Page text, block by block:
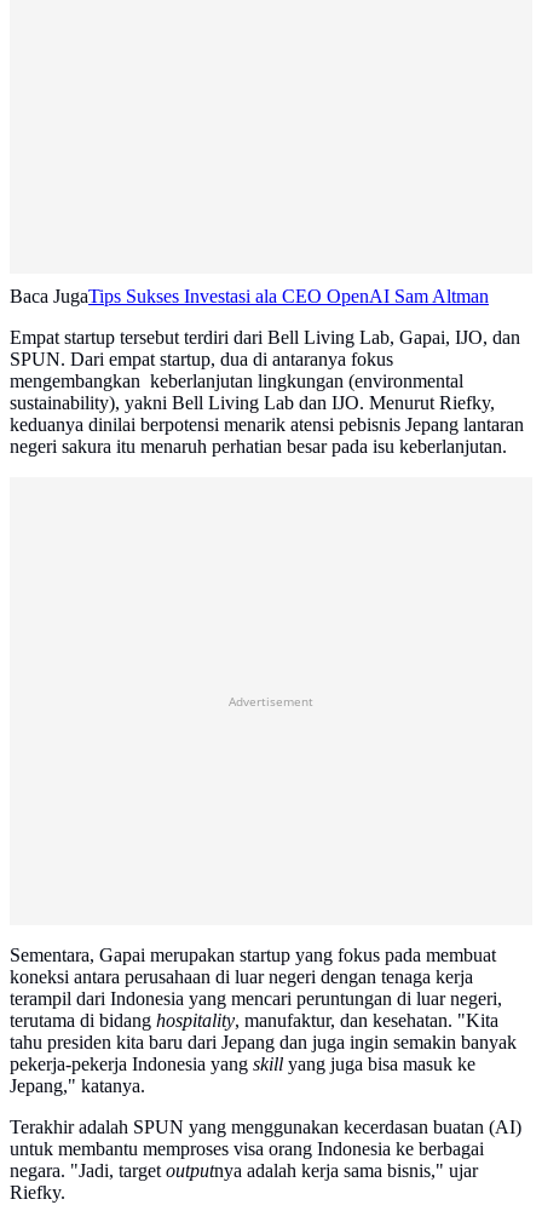
Baca JugaTips Sukses Investasi ala CEO OpenAI Sam Altman
Empat startup tersebut terdiri dari Bell Living Lab, Gapai, IJO, dan
SPUN. Dari empat startup, dua di antaranya fokus
mengembangkan keberlanjutan lingkungan (environmental
sustainability), yakni Bell Living Lab dan IJO. Menurut Riefky,
keduanya dinilai berpotensi menarik atensi pebisnis Jepang lantaran
negeri sakura itu menaruh perhatian besar pada isu keberlanjutan.
Advertisement
Sementara, Gapai merupakan startup yang fokus pada membuat
koneksi antara perusahaan di luar negeri dengan tenaga kerja
terampil dari Indonesia yang mencari peruntungan di luar negeri,
terutama di bidang hospitality, manufaktur, dan kesehatan. "Kita
tahu presiden kita baru dari Jepang dan juga ingin semakin banyak
pekerja-pekerja Indonesia yang skill yang juga bisa masuk ke
Jepang," katanya.
Terakhir adalah SPUN yang menggunakan kecerdasan buatan (AI)
untuk membantu memproses visa orang Indonesia ke berbagai
negara. "Jadi, targetoutputnya adalah kerja sama bisnis," ujar
Riefky.